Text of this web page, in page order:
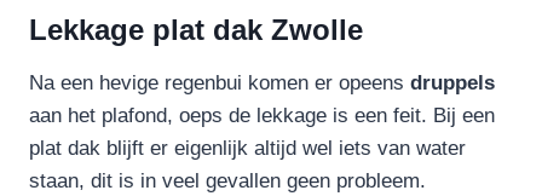
Lekkage plat dak Zwolle
Na een hevige regenbui komen er opeens druppels
aan het plafond, oeps de lekkage is een feit. Bij een
plat dak blijft er eigenlijk altijd wel iets van water
staan, dit is in veel gevallen geen probleem.